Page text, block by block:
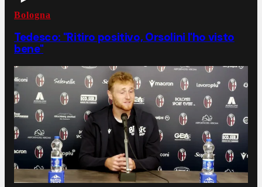
Bologna
Tedesco: "Ritiro positivo, Orsolini l'ho visto
bene"